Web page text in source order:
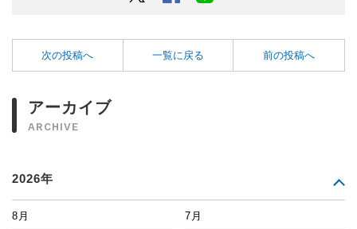
次の投稿へ 一覧に戻る 前の投稿へ
アーカイブ
ARCHIVE
2026年
8月 7月